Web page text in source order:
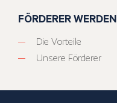
FÖRDERER WERDEN
Die Vorteile
Unsere Förderer